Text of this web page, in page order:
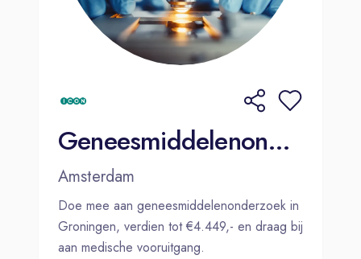
Geneesmiddelenonderzoek AC3582-0006-GRQ-C (Vergoeding van tot €4.449,-)
Amsterdam
Doe mee aan geneesmiddelenonderzoek in
Groningen, verdien tot €4.449,- en draag bij
aan medische vooruitgang.